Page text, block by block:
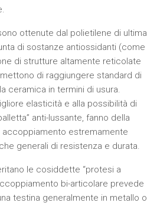
ottenute dal polietilene di ultima
di sostanze antiossidanti (come
di strutture altamente reticolate
di raggiungere standard di
ceramica in termini di usura.
elasticità e alla possibilità di
anti-lussante, fanno della
accoppiamento estremamente
generali di resistenza e durata.
le cosiddette “protesi a
bi-articolare prevede
testina generalmente in metallo o